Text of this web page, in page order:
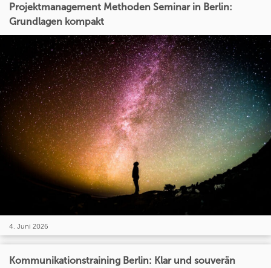
Projektmanagement Methoden Seminar in Berlin:
Grundlagen kompakt
4. Juni 2026
Kommunikationstraining Berlin: Klar und souverän